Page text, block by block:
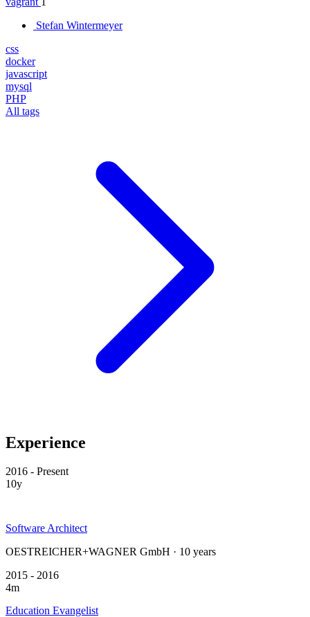
Stefan Wintermeyer
css
docker
javascript
mysql
PHP
All tags
Experience
2016 - Present
10y
Software Architect
OESTREICHER+WAGNER GmbH · 10 years
2015 - 2016
4m
Education Evangelist